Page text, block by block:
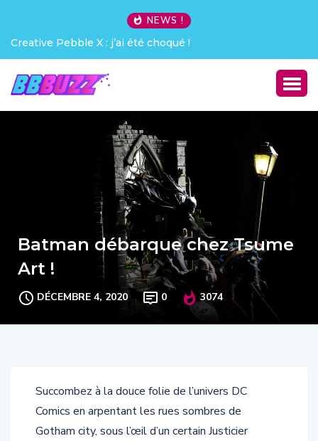
NEWS !
Creative Pebble X : j’ai été choqué !
Batman débarque chez Tsume
Art !
DÉCEMBRE 4, 2020 0 3074
Succombez à la douce folie de l’univers DC
Comics en arpentant les rues sombres de
Gotham city, sous l’œil d’un certain Justicier